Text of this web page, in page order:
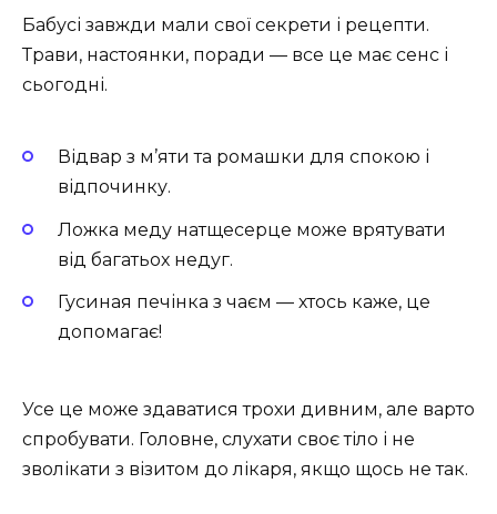
Бабусі завжди мали свої секрети і рецепти.
Трави, настоянки, поради — все це має сенс і
сьогодні.
Відвар з м’яти та ромашки для спокою і
відпочинку.
Ложка меду натщесерце може врятувати
від багатьох недуг.
Гусиная печінка з чаєм — хтось каже, це
допомагає!
Усе це може здаватися трохи дивним, але варто
спробувати. Головне, слухати своє тіло і не
зволікати з візитом до лікаря, якщо щось не так.